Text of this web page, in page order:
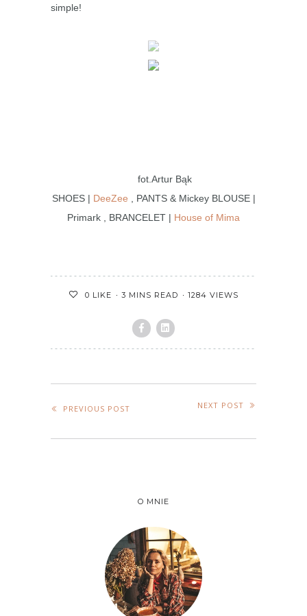
simple!
fot.Artur Bąk
SHOES | DeeZee , PANTS & Mickey BLOUSE |
Primark , BRANCELET | House of Mima
0 LIKE 3 MINS READ 1284 VIEWS
PREVIOUS POST NEXT POST
O MNIE